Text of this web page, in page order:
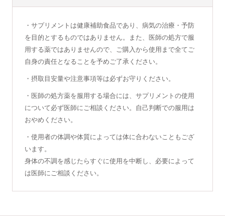
・サプリメントは健康補助食品であり、病気の治療・予防
を目的とするものではありません。また、医師の処方で服
用する薬ではありませんので、ご購入から使用まで全てご
自身の責任となることを予めご了承ください。
・摂取目安量や注意事項等は必ずお守りください。
・医師の処方薬を服用する場合には、サプリメントの使用
について必ず医師にご相談ください。自己判断での服用は
おやめください。
・使用者の体調や体質によっては体に合わないこともござ
います。
身体の不調を感じたらすぐに使用を中断し、必要によって
は医師にご相談ください。